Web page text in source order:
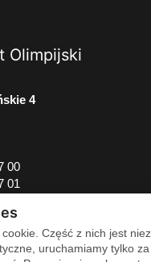
Olimpijski
4
00
01
Część z nich jest
uruchamiamy tylko